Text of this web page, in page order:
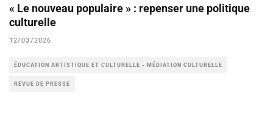
« Le nouveau populaire » : repenser une politique
culturelle
12/03/2026
ÉDUCATION ARTISTIQUE ET CULTURELLE - MÉDIATION CULTURELLE
REVUE DE PRESSE